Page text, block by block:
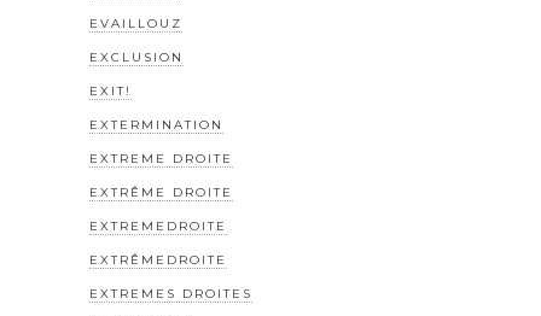
EVAILLOUZ
EXCLUSION
EXIT!
EXTERMINATION
EXTREME DROITE
EXTRÊME DROITE
EXTREMEDROITE
EXTRÊMEDROITE
EXTREMES DROITES